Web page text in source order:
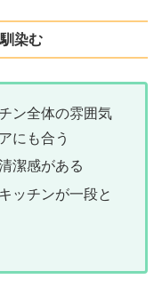
染む
ン全体の雰囲気
にも合う
潔感がある
ッチンが一段と